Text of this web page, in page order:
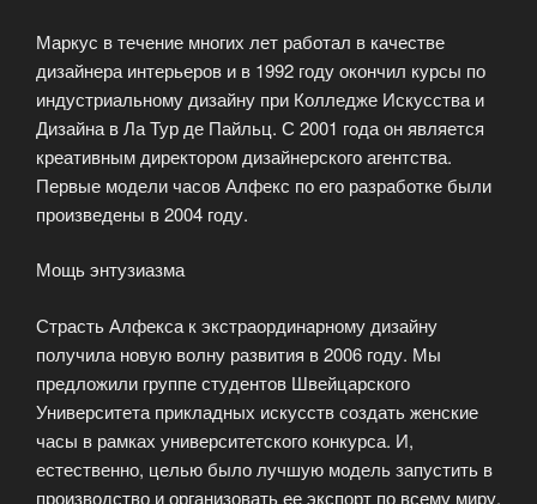
Маркус в течение многих лет работал в качестве
дизайнера интерьеров и в 1992 году окончил курсы по
индустриальному дизайну при Колледже Искусства и
Дизайна в Ла Тур де Пайльц. С 2001 года он является
креативным директором дизайнерского агентства.
Первые модели часов Алфекс по его разработке были
произведены в 2004 году.
Мощь энтузиазма
Страсть Алфекса к экстраординарному дизайну
получила новую волну развития в 2006 году. Мы
предложили группе студентов Швейцарского
Университета прикладных искусств создать женские
часы в рамках университетского конкурса. И,
естественно, целью было лучшую модель запустить в
производство и организовать ее экспорт по всему миру.